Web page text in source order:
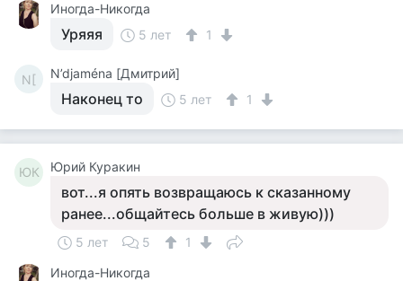
Иногда-Никогда
Уряяя 5 лет 1
N[ N’djaména [Дмитрий]
Наконец то 5 лет 1
ЮК Юрий Куракин
вот...я опять возвращаюсь к сказанному
ранее...общайтесь больше в живую)))
5 лет 5
1
Иногда-Никогда